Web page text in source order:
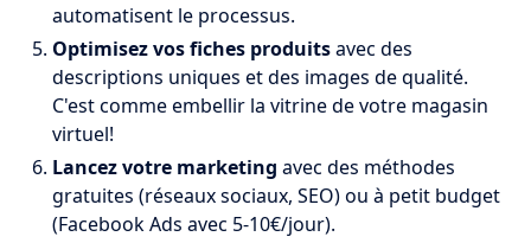
automatisent le processus.
Optimisez vos fiches produitsavec des
descriptions uniques et des images de qualité.
C'est comme embellir la vitrine de votre magasin
virtuel!
Lancez votre marketing avec des méthodes
gratuites (réseaux sociaux, SEO) ou à petit budget
(Facebook Ads avec 5-10€/jour).